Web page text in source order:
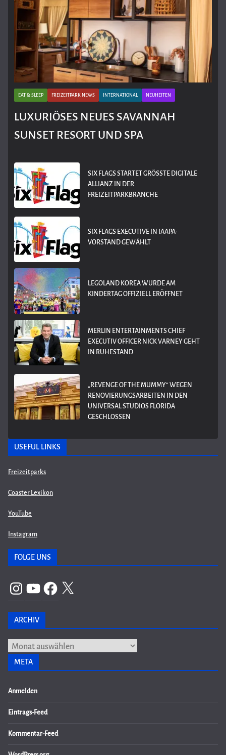
EAT & SLEEP FREIZEITPARK NEWS INTERNATIONAL NEUHEITEN
LUXURIÖSES NEUES SAVANNAH
SUNSET RESORT UND SPA
SIX FLAGS STARTET GRÖSSTE DIGITALE A
LLIANZ IN DER F
REIZEITPARKBRANCHE
SIX FLAGS EXECUTIVE IN IAAPA-
VORSTAND GEWÄHLT
LEGOLAND KOREA WURDE AM
KINDERTAG OFFIZIELL ERÖFFNET
MERLIN ENTERTAINMENTS CHIEF
EXECUTIV OFFICER NICK VARNEY GEHT
IN RUHESTAND
„REVENGE OF THE MUMMY“ WEGEN
RENOVIERUNGSARBEITEN IN DEN
UNIVERSAL STUDIOS FLORIDA
GESCHLOSSEN
USEFUL LINKS
Freizeitparks
Coaster Lexikon
YouTube
Instagram
FOLGE UNS
InstagramYouTubeFacebook
X
ARCHIV
Archiv
META
Anmelden
Eintrags-Feed
Kommentar-Feed